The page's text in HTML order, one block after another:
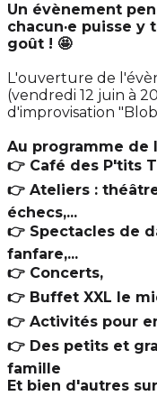
Un évènement
chacun·e puisse y
goût ! 🤩
L'ouverture de
(vendredi 12 juin à
d'improvisation
Au programme de
👉 Café des P'tits
👉 Ateliers :
échecs,...
👉 Spectacles de
fanfare,...
👉 Concerts,
👉 Buffet XXL le
👉 Activités pour
👉 Des petits et
famille
Et bien d'autres